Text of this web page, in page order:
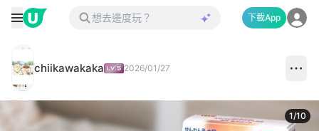
下載App
chiikawakaka 2026/01/27
1/10